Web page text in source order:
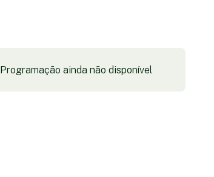
Programação ainda não disponível